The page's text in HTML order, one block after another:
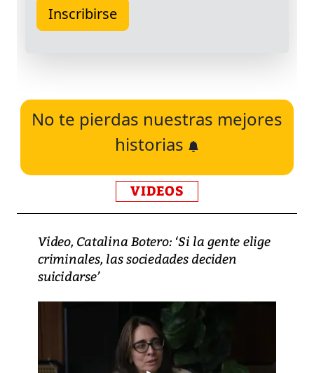
No te pierdas nuestras mejores
historias
VIDEOS
Video, Catalina Botero: ‘Si la gente elige
criminales, las sociedades deciden
suicidarse’